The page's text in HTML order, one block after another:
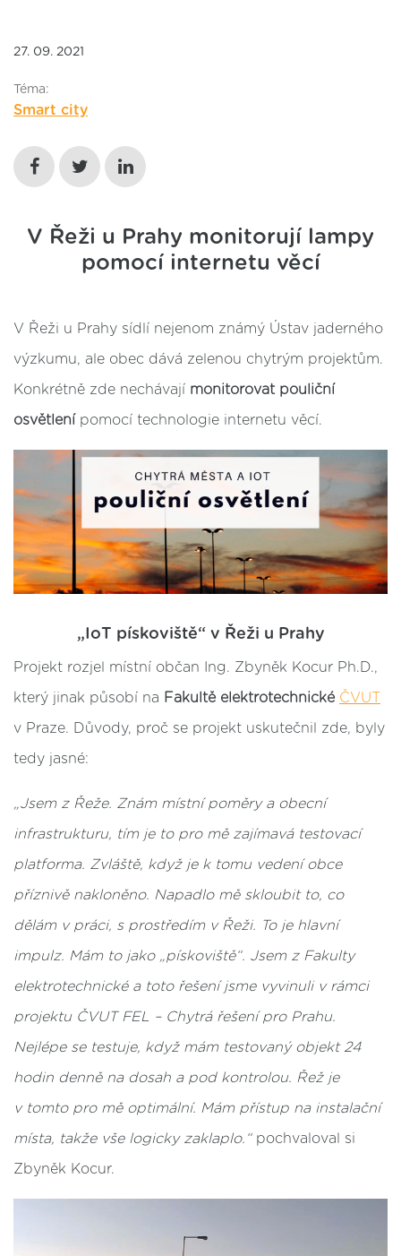
27. 09. 2021
Téma:
Smart city
V Řeži u Prahy monitorují lampy
pomocí internetu věcí
V Řeži u Prahy sídlí nejenom známý Ústav jaderného
výzkumu, ale obec dává zelenou chytrým projektům.
Konkrétně zde nechávají monitorovat pouliční
osvětlení pomocí technologie internetu věcí.
„IoT pískoviště“ v Řeži u Prahy
Projekt rozjel místní občan Ing. Zbyněk Kocur Ph.D.,
který jinak působí na Fakultě elektrotechnické ČVUT
v Praze. Důvody, proč se projekt uskutečnil zde, byly
tedy jasné:
„Jsem z Řeže. Znám místní poměry a obecní
infrastrukturu, tím je to pro mě zajímavá testovací
platforma. Zvláště, když je k tomu vedení obce
příznivě nakloněno. Napadlo mě skloubit to, co
dělám v práci, s prostředím v Řeži. To je hlavní
impulz. Mám to jako „pískoviště“. Jsem z Fakulty
elektrotechnické a toto řešení jsme vyvinuli v rámci
projektu ČVUT FEL – Chytrá řešení pro Prahu.
Nejlépe se testuje, když mám testovaný objekt 24
hodin denně na dosah a pod kontrolou. Řež je
v tomto pro mě optimální. Mám přístup na instalační
místa, takže vše logicky zaklaplo.“pochvaloval si
Zbyněk Kocur.